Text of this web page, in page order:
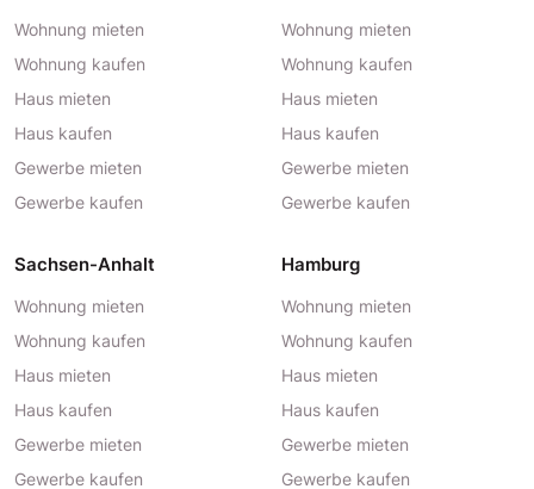
Wohnung mieten
Wohnung kaufen
Haus mieten
Haus kaufen
Gewerbe mieten
Gewerbe kaufen
Wohnung mieten
Wohnung kaufen
Haus mieten
Haus kaufen
Gewerbe mieten
Gewerbe kaufen
Sachsen-Anhalt
Wohnung mieten
Wohnung kaufen
Haus mieten
Haus kaufen
Gewerbe mieten
Gewerbe kaufen
Hamburg
Wohnung mieten
Wohnung kaufen
Haus mieten
Haus kaufen
Gewerbe mieten
Gewerbe kaufen